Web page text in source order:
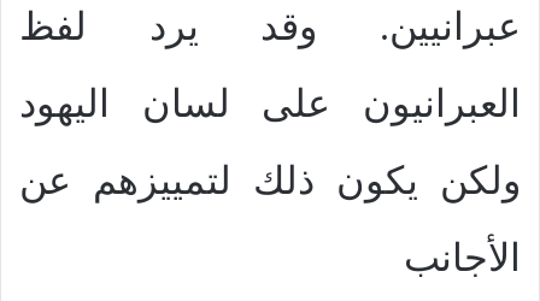
عبرانيين. وقد يرد لفظ
العبرانيون على لسان اليهود
ولكن يكون ذلك لتمييزهم عن
الأجانب